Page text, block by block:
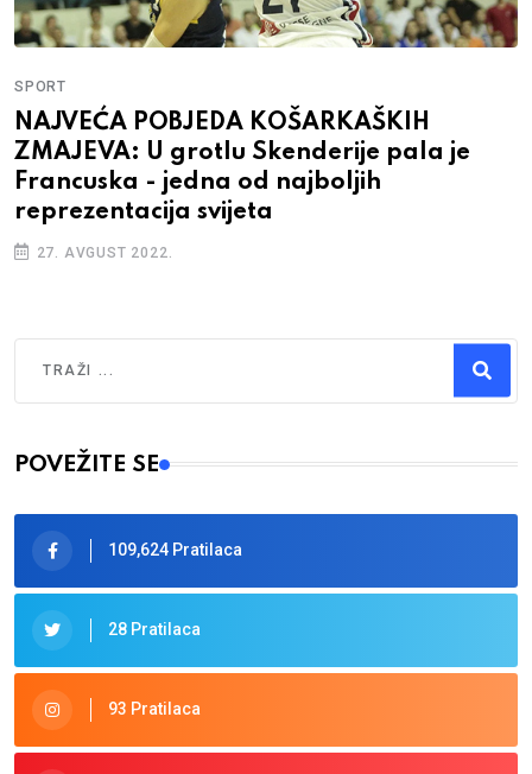
SPORT
NAJVEĆA POBJEDA KOŠARKAŠKIH
ZMAJEVA: U grotlu Skenderije pala je
Francuska - jedna od najboljih
reprezentacija svijeta
27. AVGUST 2022.
Type 2 or more characters for results.
POVEŽITE SE
109,624 Pratilaca
28 Pratilaca
93 Pratilaca